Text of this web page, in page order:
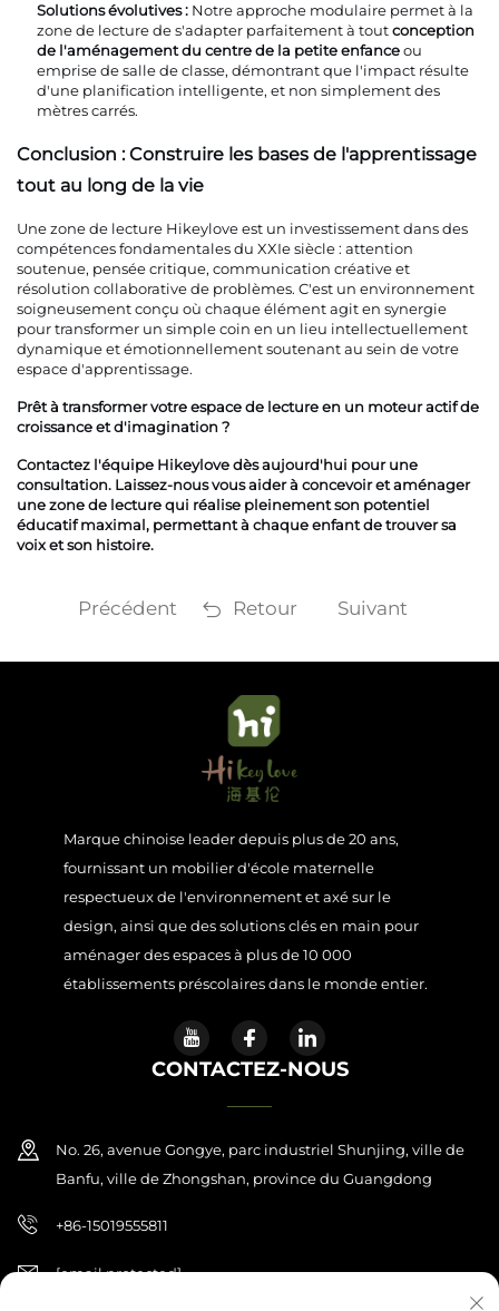
Solutions évolutives : Notre approche modulaire permet à la
zone de lecture de s'adapter parfaitement à toutconception
de l'aménagement du centre de la petite enfanceou
emprise de salle de classe, démontrant que l'impact résulte
d'une planification intelligente, et non simplement des
mètres carrés.
Conclusion : Construire les bases de l'apprentissage
tout au long de la vie
Une zone de lecture Hikeylove est un investissement dans des
compétences fondamentales du XXIe siècle : attention
soutenue, pensée critique, communication créative et
résolution collaborative de problèmes. C'est un environnement
soigneusement conçu où chaque élément agit en synergie
pour transformer un simple coin en un lieu intellectuellement
dynamique et émotionnellement soutenant au sein de votre
espace d'apprentissage.
Prêt à transformer votre espace de lecture en un moteur actif de
croissance et d'imagination ?
Contactez l'équipe Hikeylove dès aujourd'hui pour une
consultation. Laissez-nous vous aider à concevoir et aménager
une zone de lecture qui réalise pleinement son potentiel
éducatif maximal, permettant à chaque enfant de trouver sa
voix et son histoire.
Précédent Retour Suivant
Marque chinoise leader depuis plus de 20 ans,
fournissant un mobilier d'école maternelle
respectueux de l'environnement et axé sur le
design, ainsi que des solutions clés en main pour
aménager des espaces à plus de 10 000
établissements préscolaires dans le monde entier.
CONTACTEZ-NOUS
No. 26, avenue Gongye, parc industriel Shunjing, ville de
Banfu, ville de Zhongshan, province du Guangdong
+86-15019555811
[email protected]